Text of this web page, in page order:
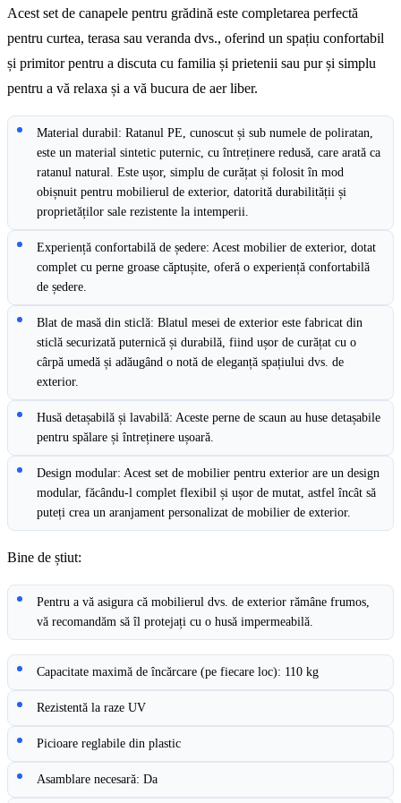
Acest set de canapele pentru grădină este completarea perfectă
pentru curtea, terasa sau veranda dvs., oferind un spațiu confortabil
și primitor pentru a discuta cu familia și prietenii sau pur și simplu
pentru a vă relaxa și a vă bucura de aer liber.
Material durabil: Ratanul PE, cunoscut și sub numele de poliratan,
este un material sintetic puternic, cu întreținere redusă, care arată ca
ratanul natural. Este ușor, simplu de curățat și folosit în mod
obișnuit pentru mobilierul de exterior, datorită durabilității și
proprietăților sale rezistente la intemperii.
Experiență confortabilă de ședere: Acest mobilier de exterior, dotat
complet cu perne groase căptușite, oferă o experiență confortabilă
de ședere.
Blat de masă din sticlă: Blatul mesei de exterior este fabricat din
sticlă securizată puternică și durabilă, fiind ușor de curățat cu o
cârpă umedă și adăugând o notă de eleganță spațiului dvs. de
exterior.
Husă detașabilă și lavabilă: Aceste perne de scaun au huse detașabile
pentru spălare și întreținere ușoară.
Design modular: Acest set de mobilier pentru exterior are un design
modular, făcându-l complet flexibil și ușor de mutat, astfel încât să
puteți crea un aranjament personalizat de mobilier de exterior.
Bine de știut:
Pentru a vă asigura că mobilierul dvs. de exterior rămâne frumos,
vă recomandăm să îl protejați cu o husă impermeabilă.
Capacitate maximă de încărcare (pe fiecare loc): 110 kg
Rezistentă la raze UV
Picioare reglabile din plastic
Asamblare necesară: Da